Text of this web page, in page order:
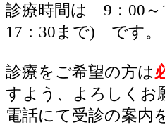
診療時間は 9：00～
17：30まで) です。
診療をご希望の方は
すよう、よろしくお
電話にて受診の案内